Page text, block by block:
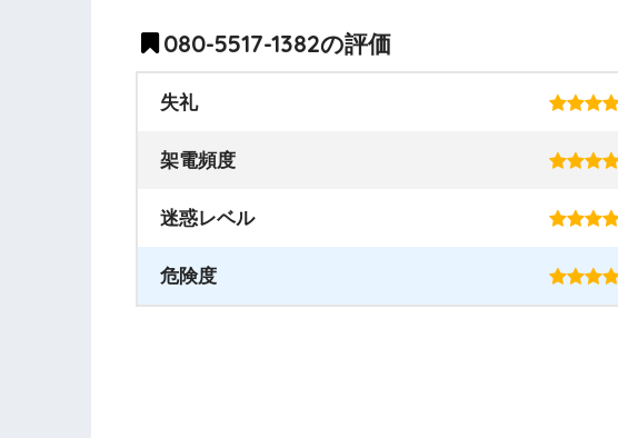
080-5517-1382の評価
失礼
架電頻度
迷惑レベル
危険度